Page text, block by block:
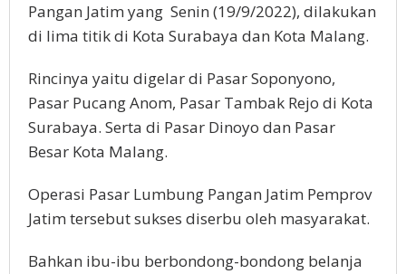
Pangan Jatim yang Senin (19/9/2022), dilakukan
di lima titik di Kota Surabaya dan Kota Malang.
Rincinya yaitu digelar di Pasar Soponyono,
Pasar Pucang Anom, Pasar Tambak Rejo di Kota
Surabaya. Serta di Pasar Dinoyo dan Pasar
Besar Kota Malang.
Operasi Pasar Lumbung Pangan Jatim Pemprov
Jatim tersebut sukses diserbu oleh masyarakat.
Bahkan ibu-ibu berbondong-bondong belanja